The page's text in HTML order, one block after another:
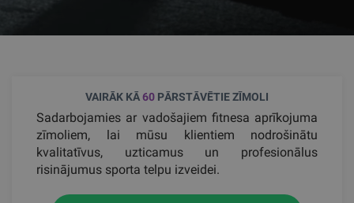
VAIRĀK KĀ60 PĀRSTĀVĒTIE ZĪMOLI
Sadarbojamies ar vadošajiem fitnesa aprīkojuma
zīmoliem, lai mūsu klientiem nodrošinātu
kvalitatīvus, uzticamus un profesionālus
risinājumus sporta telpu izveidei.